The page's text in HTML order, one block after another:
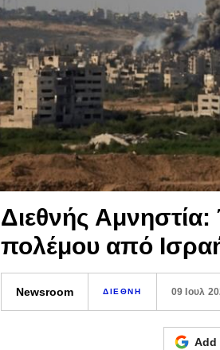
Διεθνής
πολέμου από
Newsroom ΔΙΕΘΝΗ 09 Ιουλ
Add